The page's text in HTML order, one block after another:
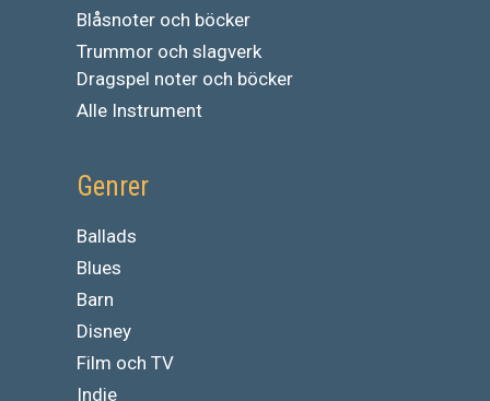
Blåsnoter och böcker
Trummor och slagverk
Dragspel noter och böcker
Alle Instrument
Genrer
Ballads
Blues
Barn
Disney
Film och TV
Indie